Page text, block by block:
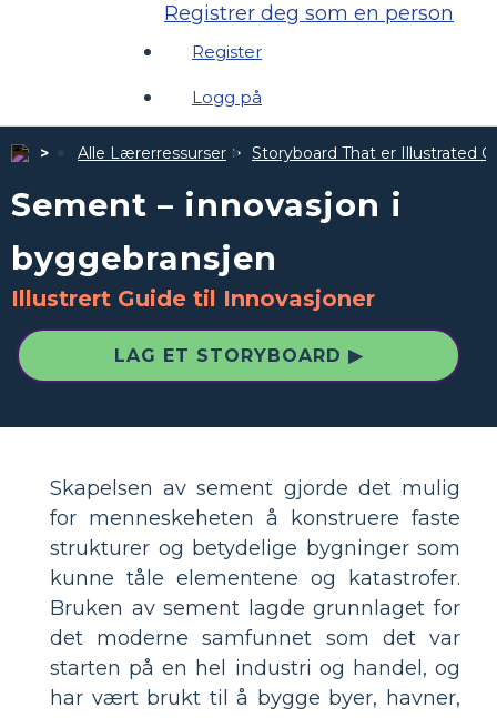
Registrer deg som en person
Register
Logg på
Alle Lærerressurser Storyboard That er Illustrated
Sement – innovasjon i
byggebransjen
Illustrert Guide til Innovasjoner
LAG ET STORYBOARD ▶
Skapelsen av sement gjorde det mulig
for menneskeheten å konstruere faste
strukturer og betydelige bygninger som
kunne tåle elementene og katastrofer.
Bruken av sement lagde grunnlaget for
det moderne samfunnet som det var
starten på en hel industri og handel, og
har vært brukt til å bygge byer, havner,